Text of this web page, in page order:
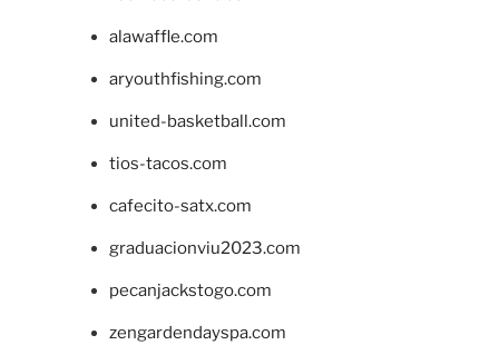
alawaffle.com
aryouthfishing.com
united-basketball.com
tios-tacos.com
cafecito-satx.com
graduacionviu2023.com
pecanjackstogo.com
zengardendayspa.com